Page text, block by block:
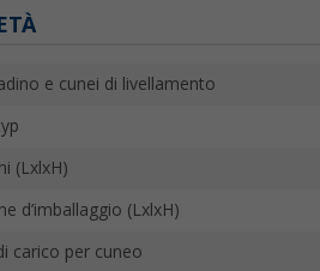
e cunei di livellamento
(LxlxH)
d’imballaggio (LxlxH)
carico per cuneo